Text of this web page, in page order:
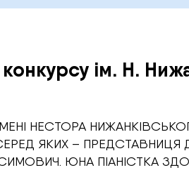
ім. Н.
НЕСТОРА
ЯКИХ –
ЮНА ПІАНІСТКА